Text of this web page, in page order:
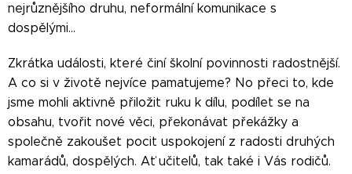
nejrůznějšího druhu, neformální komunikace s
dospělými…
Zkrátka události, které činí školní povinnosti radostnější.
A co si v životě nejvíce pamatujeme? No přeci to, kde
jsme mohli aktivně přiložit ruku k dílu, podílet se na
obsahu, tvořit nové věci, překonávat překážky a
společně zakoušet pocit uspokojení z radosti druhých
kamarádů, dospělých. Ať učitelů, tak také i Vás rodičů.